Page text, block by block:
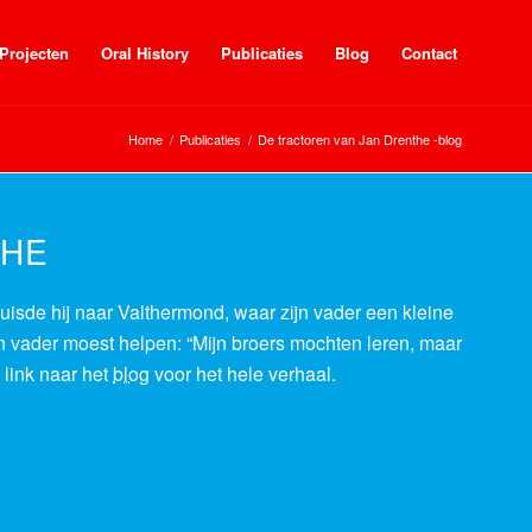
Projecten Oral History Publicaties Blog Contact
Home / Publicaties / De tractoren van Jan Drenthe -blog
hij naar Valthermond, waar zijn vader een kleine
moest helpen: “Mijn broers mochten leren, maar
link naar hetblog voor het hele verhaal.